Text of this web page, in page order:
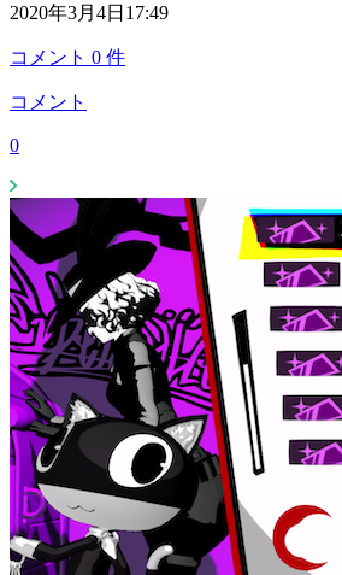
2020年3月4日17:49
コメント 0 件
コメント
0